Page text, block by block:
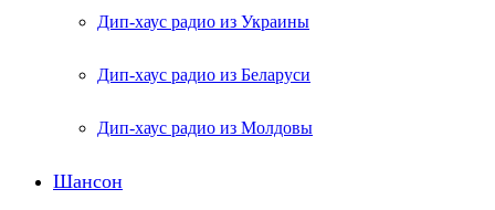
Дип-хаус радио из Украины
Дип-хаус радио из Беларуси
Дип-хаус радио из Молдовы
Шансон